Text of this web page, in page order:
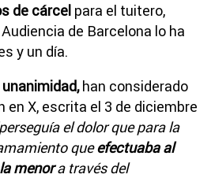
de cárcel para el tuitero,
de Barcelona lo ha
y un día.
unanimidad,han considerado
en X, escrita el 3 de diciembre
el dolor que para la
queefectuaba al
menora través del